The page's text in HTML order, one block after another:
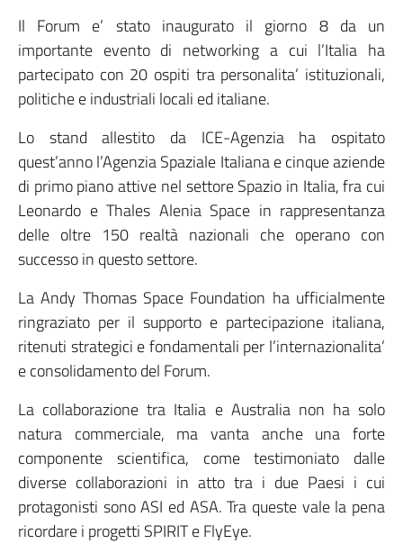
Il Forum e’ stato inaugurato il giorno 8 da un
importante evento di networking a cui l’Italia ha
partecipato con 20 ospiti tra personalita’ istituzionali,
politiche e industriali locali ed italiane.
Lo stand allestito da ICE-Agenzia ha ospitato
quest’anno l’Agenzia Spaziale Italiana e cinque aziende
di primo piano attive nel settore Spazio in Italia, fra cui
Leonardo e Thales Alenia Space in rappresentanza
delle oltre 150 realtà nazionali che operano con
successo in questo settore.
La Andy Thomas Space Foundation ha ufficialmente
ringraziato per il supporto e partecipazione italiana,
ritenuti strategici e fondamentali per l’internazionalita’
e consolidamento del Forum.
La collaborazione tra Italia e Australia non ha solo
natura commerciale, ma vanta anche una forte
componente scientifica, come testimoniato dalle
diverse collaborazioni in atto tra i due Paesi i cui
protagonisti sono ASI ed ASA. Tra queste vale la pena
ricordare i progetti SPIRIT e FlyEye.